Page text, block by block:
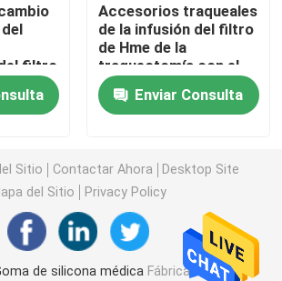
butílica
de la jeringuilla
del silicón
filtro
Accesorios traqueales
de la infusión del filtro
de Hme de la
traqueotomía con el
conector del tubo del
oxígenoEnviar Consulta
Sitio Contactar Ahora
Desktop Site
del Sitio
Privacy Policy
de silicona médica Fábrica De